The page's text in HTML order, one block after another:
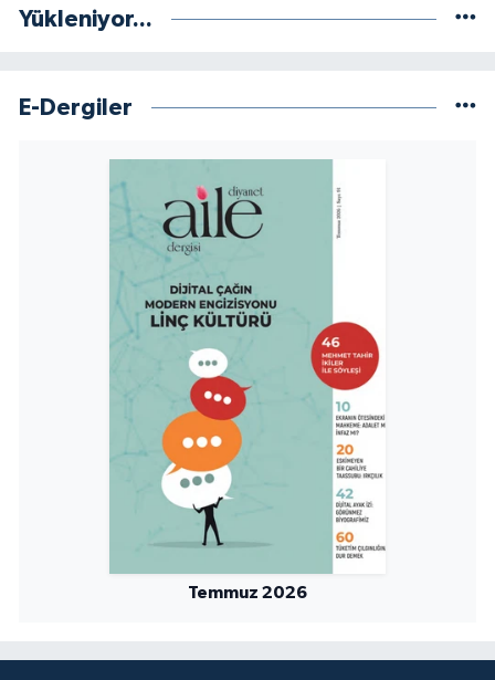
Yükleniyor...
E-Dergiler
Temmuz 2026
Tokat Müftülüğü
Uşak Müftülüğü
Van Müftülüğü
Yalova Müftülüğü
Yozgat Müftülüğü
Zonguldak Müftülüğü